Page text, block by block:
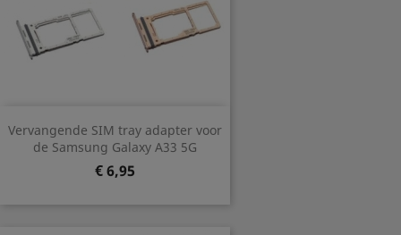
Vervangende SIM tray adapter voor
de Samsung Galaxy A33 5G
Prijs
€ 6,95